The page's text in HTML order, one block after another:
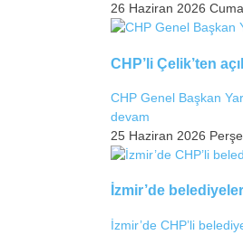
26 Haziran 2026
CHP’li Çelik’ten
CHP Genel Başkan
devam
25 Haziran 2026
İzmir’de
İzmir’de CHP’li